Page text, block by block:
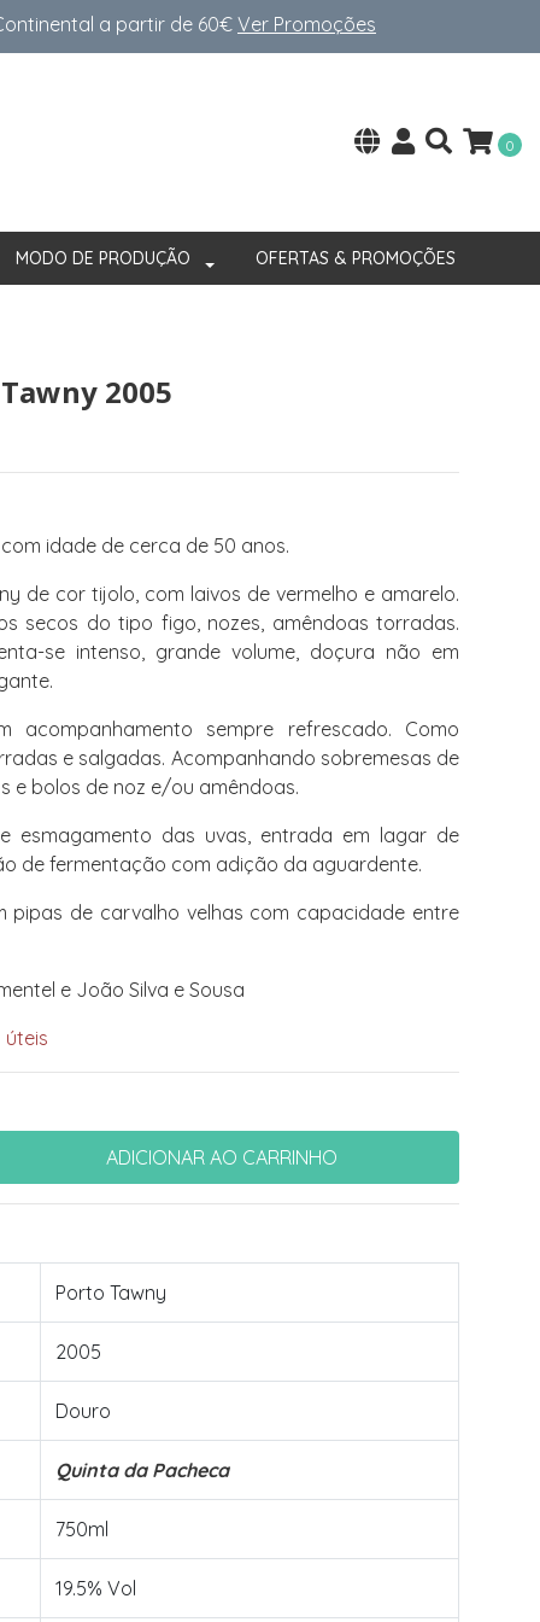
a partir de 60€Ver Promoções
0
MODO DE PRODUÇÃO OFERTAS & PROMOÇÕES
2005
idade de cerca de 50 anos.
de cor tijolo, com laivos de vermelho e amarelo.
secos do tipo figo, nozes, amêndoas torradas.
se intenso, grande volume, doçura não em
acompanhamento sempre refrescado. Como
e salgadas. Acompanhando sobremesas de
e bolos de noz e/ou amêndoas.
esmagamento das uvas, entrada em lagar de
de fermentação com adição da aguardente.
pipas de carvalho velhas com capacidade entre
e João Silva e Sousa
úteis
Porto Tawny
2005
Douro
Quinta da Pacheca
750ml
19.5% Vol